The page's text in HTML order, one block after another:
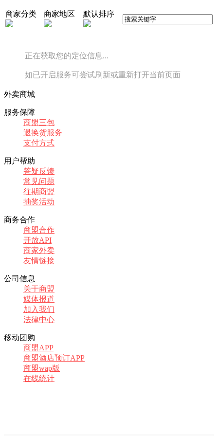
商家分类 商家地区 默认排序
正在获取您的定位信息...
如已开启服务可尝试刷新或重新打开当前页面
外卖商城
服务保障
商盟三包
退换货服务
支付方式
用户帮助
答疑反馈
常见问题
往期商盟
抽奖活动
商务合作
商盟合作
开放API
商家外卖
友情链接
公司信息
关于商盟
媒体报道
加入我们
法律中心
移动团购
商盟APP
商盟酒店预订APP
商盟wap版
在线统计